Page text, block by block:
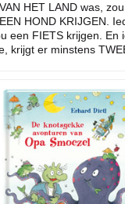
HET LAND was,
HOND KRIJGEN.
een FIETS krijgen. En
krijgt er minstens